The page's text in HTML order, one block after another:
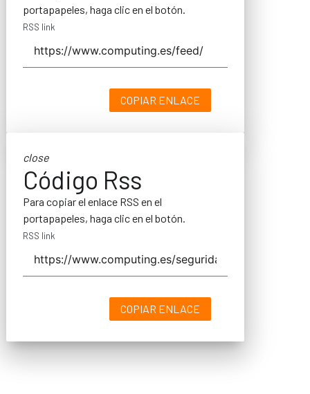
portapapeles, haga clic en el botón.
RSS link
COPIAR ENLACE
close
Código Rss
Para copiar el enlace RSS en el
portapapeles, haga clic en el botón.
RSS link
COPIAR ENLACE